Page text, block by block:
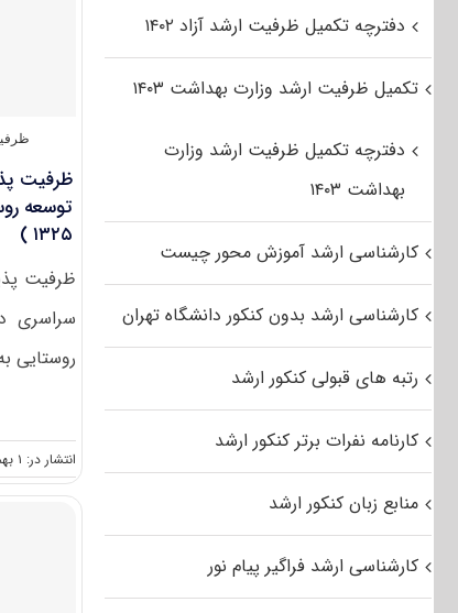
ظرفیت
۱۳۲۵ )
سراسری
روستایی
انتشار در: ۱ بهمن, ۱۳۹۴
دفترچه تکمیل ظرفیت ارشد آزاد ۱۴۰۲
تکمیل ظرفیت ارشد وزارت بهداشت ۱۴۰۳
دفترچه تکمیل ظرفیت ارشد وزارت
بهداشت ۱۴۰۳
کارشناسی ارشد آموزش محور چیست
کارشناسی ارشد بدون کنکور دانشگاه تهران
رتبه های قبولی کنکور ارشد
کارنامه نفرات برتر کنکور ارشد
منابع زبان کنکور ارشد
کارشناسی ارشد فراگیر پیام نور